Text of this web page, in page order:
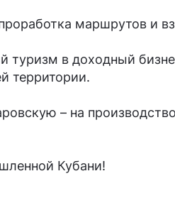
маршрутов и
туризм в доходный
территории.
– на
Кубани!